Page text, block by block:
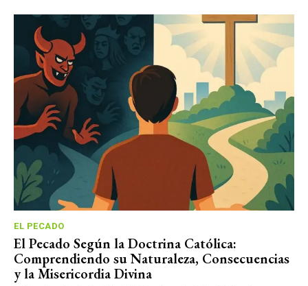
EL PECADO
El Pecado Según la Doctrina Católica:
Comprendiendo su Naturaleza, Consecuencias
y la Misericordia Divina